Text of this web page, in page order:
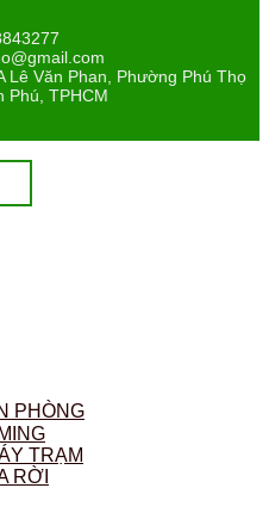
Lê Văn Phan, Phường Phú Thọ
Phú, TPHCM
PHÒNG
TRẠM
RỜI